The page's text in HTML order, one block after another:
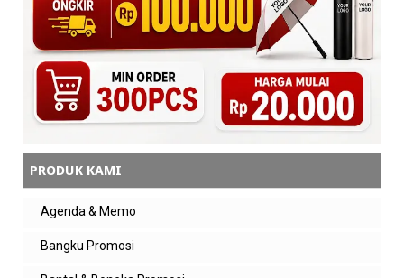
PRODUK KAMI
Agenda & Memo
Bangku Promosi